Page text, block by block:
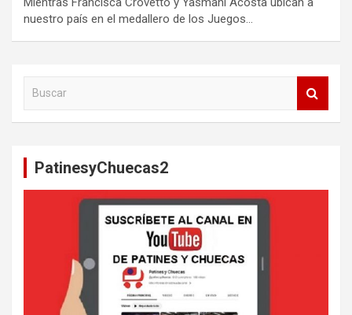
nuestro país en el medallero de los Juegos…
PatinesyChuecas2